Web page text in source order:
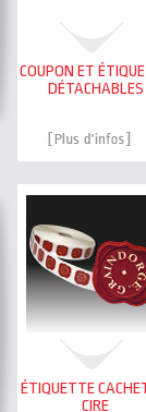
COUPON ET
DÉTACHABLES
ÉTIQUETTE
CIRE